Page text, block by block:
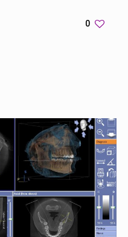
0